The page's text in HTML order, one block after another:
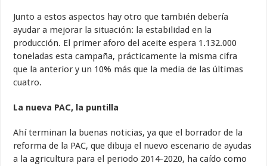
Junto a estos aspectos hay otro que también debería
ayudar a mejorar la situación: la estabilidad en la
producción. El primer aforo del aceite espera 1.132.000
toneladas esta campaña, prácticamente la misma cifra
que la anterior y un 10% más que la media de las últimas
cuatro.
La nueva PAC, la puntilla
Ahí terminan la buenas noticias, ya que el borrador de la
reforma de la PAC, que dibuja el nuevo escenario de ayudas
a la agricultura para el periodo 2014-2020, ha caído como